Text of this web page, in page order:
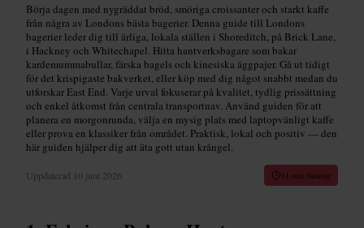
Börja dagen med nygräddat bröd, smöriga croissanter och starkt kaffe
från några av Londons bästa bagerier. Denna guide till Londons
bagerier leder dig till ärliga, lokala ställen i Shoreditch, på Brick Lane,
i Hackney och Whitechapel. Hitta hantverksbagare som bakar
kardemummabullar, färska bagels och kinesiska äggpajer. Gå ut tidigt
för det krispigaste bakverket, eller köp med dig något snabbt medan du
utforskar East End. Varje urval fokuserar på kvalitet, tydlig prissättning
och enkel åtkomst från centrala transportnav. Använd guiden för att
planera en morgonrunda, välja en mysig plats med laptopvänligt kaffe
eller prova en klassiker från området. Praktisk, lokal och positiv — den
här guiden hjälper dig att äta gott utan krångel.
Uppdaterad 10 juni 2026 11 min läsning